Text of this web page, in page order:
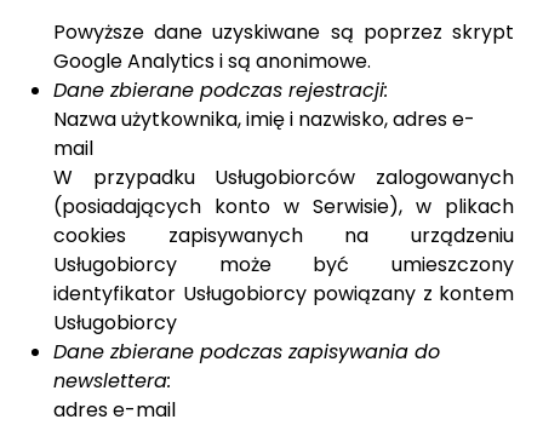
Powyższe dane uzyskiwane są poprzez skrypt
Google Analytics i są anonimowe.
Dane zbierane podczas rejestracji:
Nazwa użytkownika, imię i nazwisko, adres e-
mail
W przypadku Usługobiorców zalogowanych
(posiadających konto w Serwisie), w plikach
cookies zapisywanych na urządzeniu
Usługobiorcy może być umieszczony
identyfikator Usługobiorcy powiązany z kontem
Usługobiorcy
Dane zbierane podczas zapisywania do
newslettera:
adres e-mail